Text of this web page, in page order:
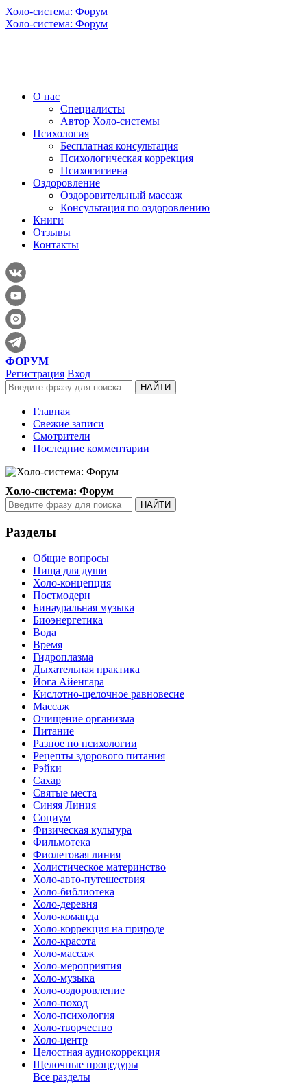
Холо-система: Форум
Холо-система: Форум
О нас
Специалисты
Автор Холо-системы
Психология
Бесплатная консультация
Психологическая коррекция
Психогигиена
Оздоровление
Оздоровительный массаж
Консультация по оздоровлению
Книги
Отзывы
Контакты
ФОРУМ
Регистрация Вход
Главная
Свежие записи
Смотрители
Последние комментарии
Холо-система: Форум
Разделы
Общие вопросы
Пища для души
Холо-концепция
Постмодерн
Бинауральная музыка
Биоэнергетика
Вода
Время
Гидроплазма
Дыхательная практика
Йога Айенгара
Кислотно-щелочное равновесие
Массаж
Очищение организма
Питание
Разное по психологии
Рецепты здорового питания
Рэйки
Сахар
Святые места
Синяя Линия
Социум
Физическая культура
Фильмотека
Фиолетовая линия
Холистическое материнство
Холо-авто-путешествия
Холо-библиотека
Холо-деревня
Холо-команда
Холо-коррекция на природе
Холо-красота
Холо-массаж
Холо-мероприятия
Холо-музыка
Холо-оздоровление
Холо-поход
Холо-психология
Холо-творчество
Холо-центр
Целостная аудиокоррекция
Щелочные процедуры
Все разделы